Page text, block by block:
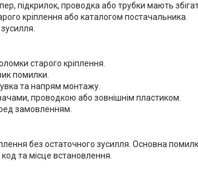
підкрилок, проводка або трубки мають
кріплення або каталогом постачальника.
старого кріплення.
помилки.
та напрям монтажу.
проводкою або зовнішнім пластиком.
замовленням.
без остаточного зусилля. Основна
та місце встановлення.